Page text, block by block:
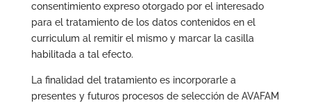
consentimiento expreso otorgado por el interesado
para el tratamiento de los datos contenidos en el
curriculum al remitir el mismo y marcar la casilla
habilitada a tal efecto.
La finalidad del tratamiento es incorporarle a
presentes y futuros procesos de selección de AVAFAM